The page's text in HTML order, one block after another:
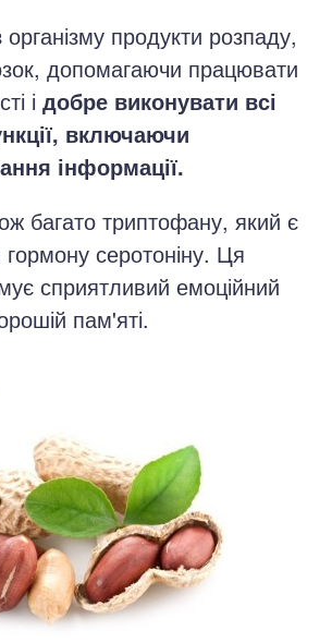
продукти розпаду,
допомагаючи працювати
і добре виконувати всі
включаючи
інформації.
багато триптофану, який є
серотоніну. Ця
сприятливий емоційний
пам'яті.